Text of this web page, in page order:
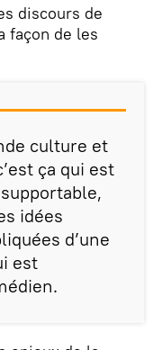
discours de
façon de les
culture et
ça qui est
idées
d’une
est